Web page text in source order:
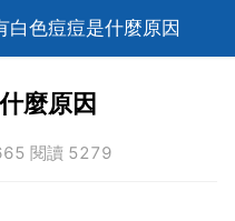
白色痘痘是什麼原因
麼原因
閱讀 5279